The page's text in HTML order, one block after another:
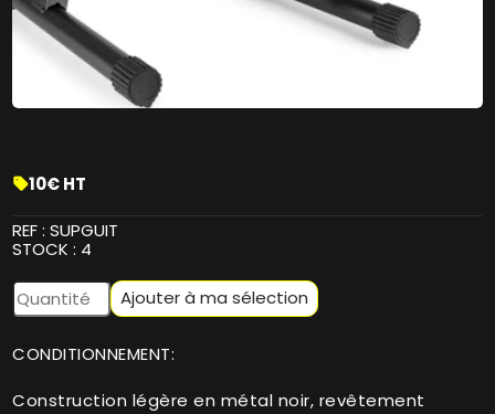
sell10€ HT
REF :SUPGUIT
STOCK : 4
Ajouter à ma sélection
CONDITIONNEMENT:
Construction légère en métal noir, revêtement